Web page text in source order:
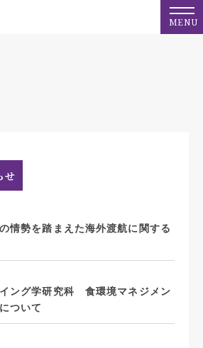
MENU
せ
情勢を踏まえた海外渡航に関する
ング学研究科 食環境マネジメン
ついて